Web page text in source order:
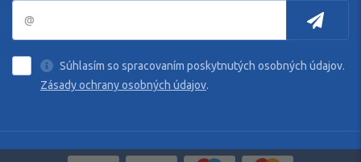
Súhlasím so spracovaním poskytnutých osobných údajov.
Zásady ochrany osobných údajov.